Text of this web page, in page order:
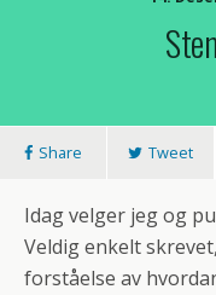
Share Tweet
Idag velger jeg og
Veldig enkelt
forståelse av